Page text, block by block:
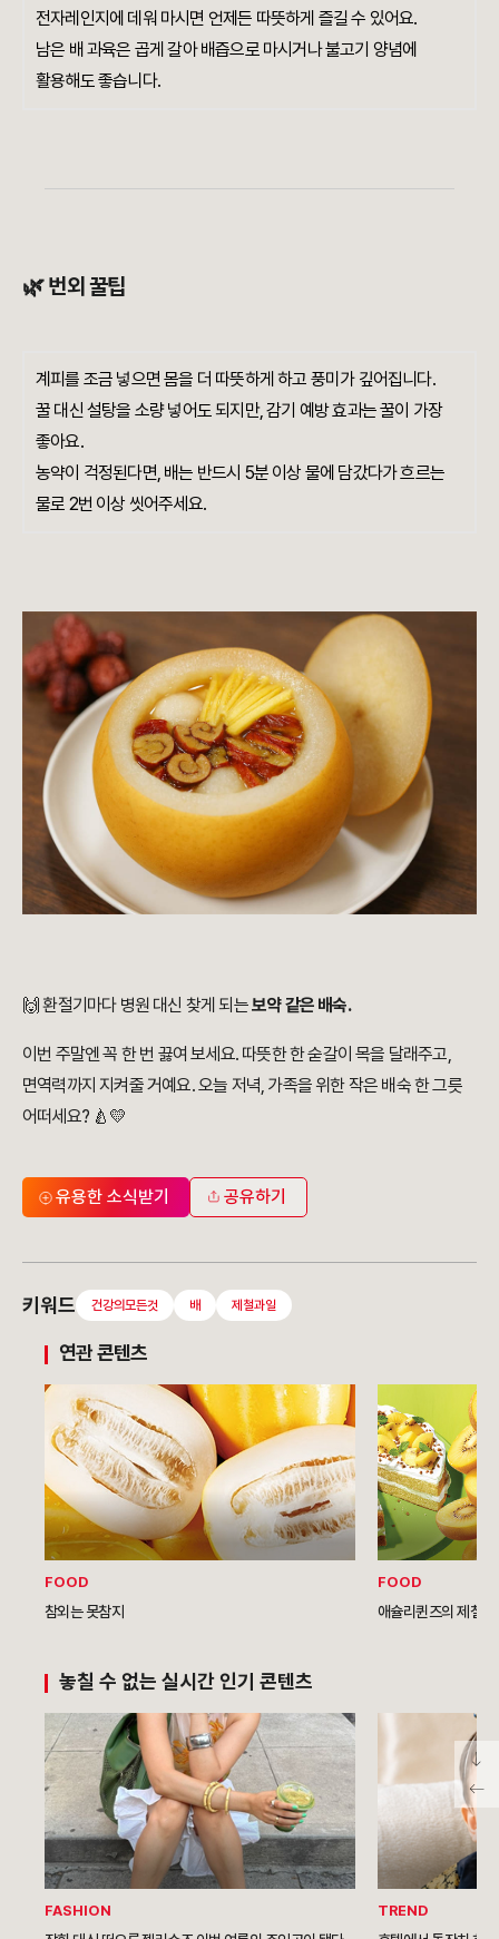
전자레인지에 데워 마시면 언제든 따뜻하게 즐길 수 있어요.
남은 배 과육은 곱게 갈아 배즙으로 마시거나 불고기 양념에
활용해도 좋습니다.
🌿 번외 꿀팁
계피를 조금 넣으면 몸을 더 따뜻하게 하고 풍미가 깊어집니다.
꿀 대신 설탕을 소량 넣어도 되지만, 감기 예방 효과는 꿀이 가장
좋아요.
농약이 걱정된다면, 배는 반드시 5분 이상 물에 담갔다가 흐르는
물로 2번 이상 씻어주세요.
🙌 환절기마다 병원 대신 찾게 되는보약 같은 배숙.
이번 주말엔 꼭 한 번 끓여 보세요. 따뜻한 한 숟갈이 목을 달래주고,
면역력까지 지켜줄 거예요. 오늘 저녁, 가족을 위한 작은 배숙 한 그릇
어떠세요? 🍐💛
유용한 소식받기 공유하기
키워드 건강의모든것 배 제철과일
연관 콘텐츠
FOOD
참외는 못참지
FOOD
애슐리퀸즈의 제철
놓칠 수 없는 실시간 인기 콘텐츠
FASHION TREND